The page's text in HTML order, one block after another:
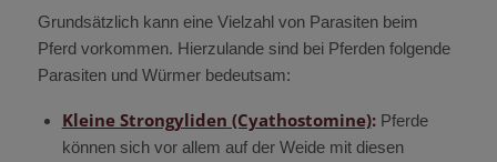
Grundsätzlich kann eine Vielzahl von Parasiten beim
Pferd vorkommen. Hierzulande sind bei Pferden folgende
Parasiten und Würmer bedeutsam:
Kleine Strongyliden (Cyathostomine):Pferde
können sich vor allem auf der Weide mit diesen